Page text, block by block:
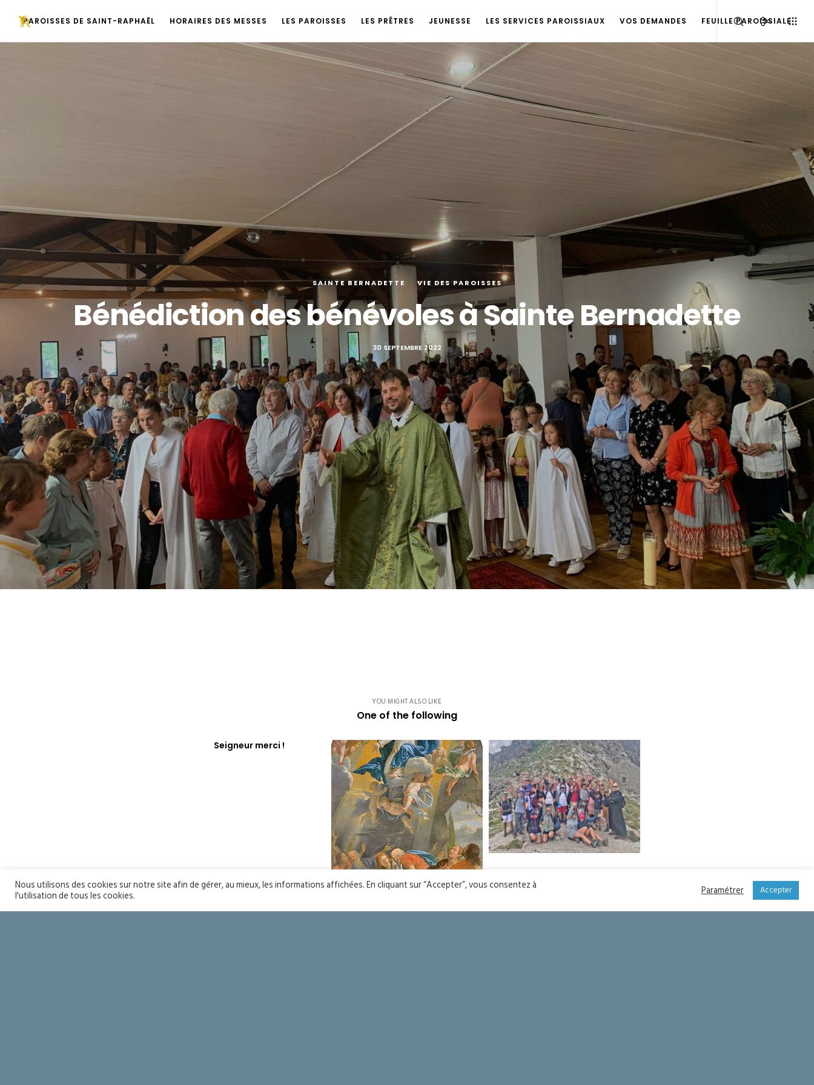
PAROISSES DE SAINT-RAPHAËL HORAIRES DES MESSES LES PAROISSES LES PRÊTRES JEUNESSE LES SERVICES PAROISSIAUX VOS DEMANDES FEUILLE PAROISSIALE
SAINTE BERNADETTE VIE DES PAROISSES
Bénédiction des bénévoles à Sainte Bernadette
30 SEPTEMBRE 2022
YOU MIGHT ALSO LIKE
One of the following
Seigneur merci !
l’aumônerie à Vinadio
Nous utilisons des cookies sur notre site afin de gérer, au mieux, les informations affichées. En cliquant sur “Accepter”, vous consentez à
l'utilisation de tous les cookies. Paramétrer Accepter